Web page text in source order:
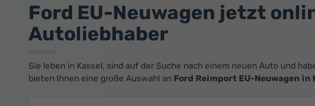
Ford EU-Neuwagen jetzt
Autoliebhaber
Sie leben in Kassel, sind auf der Suche nach einem neuen Auto und
bieten Ihnen eine große Auswahl an Ford Reimport EU-Neuwagen in